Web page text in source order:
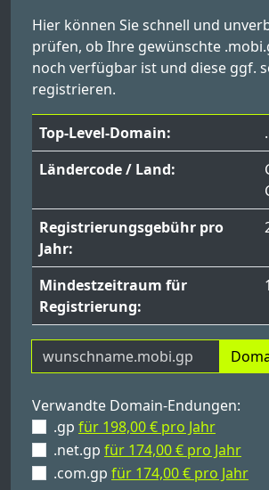
Hier können Sie schnell und
prüfen, ob Ihre gewünschte
noch verfügbar ist und diese ggf.
registrieren.
Top-Level-Domain:
Ländercode / Land:
Registrierungsgebühr pro
Jahr:
Mindestzeitraum für
Registrierung:
Verwandte Domain-Endungen:
.gp für 198,00 € pro Jahr
.net.gp für 174,00 € pro Jahr
.com.gp für 174,00 € pro Jahr